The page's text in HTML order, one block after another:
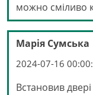
можно сміливо
Марія Сумська
2024-07-16
Встановив